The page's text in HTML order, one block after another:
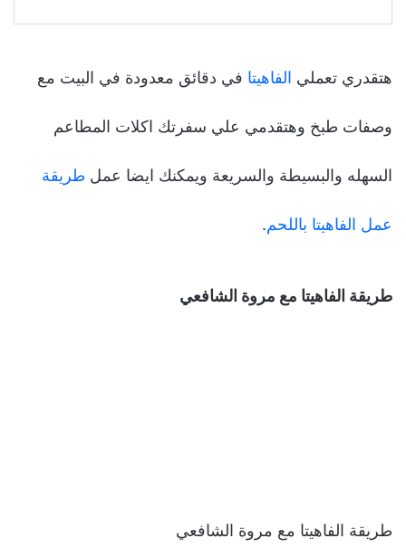
هتقدري تعملي الفاهيتا في دقائق معدودة في البيت مع
وصفات طبخ وهتقدمي علي سفرتك اكلات المطاعم
السهله والبسيطة والسريعة ويمكنك ايضا عمل طريقة
عمل الفاهيتا باللحم.
طريقة الفاهيتا مع مروة الشافعي
طريقة الفاهيتا مع مروة الشافعي